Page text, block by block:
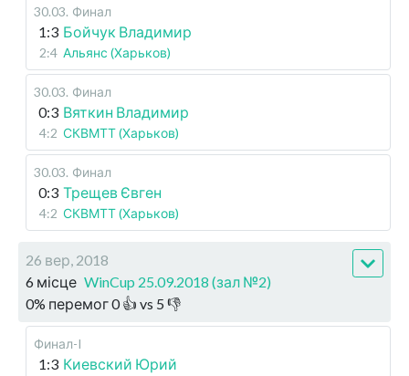
30.03. Финал
1:3 Бойчук Владимир
2:4 Альянс (Харьков)
30.03. Финал
0:3 Вяткин Владимир
4:2 СКВМТТ (Харьков)
30.03. Финал
0:3 Трещев Євген
4:2 СКВМТТ (Харьков)
26 вер, 2018
6 місце WinCup 25.09.2018 (зал №2)
0% перемог0👍 vs 5 👎
Финал-I
1:3 Киевский Юрий